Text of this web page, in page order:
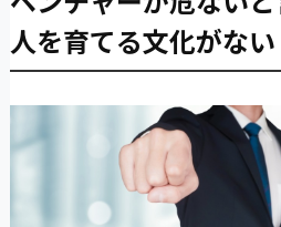
人を育てる文化がない